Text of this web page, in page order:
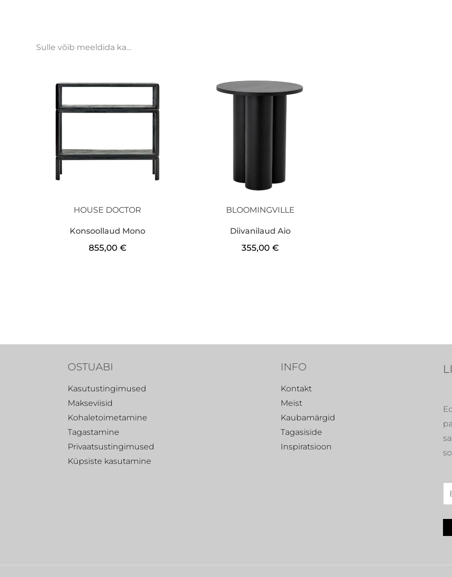
Sulle võib meeldida ka…
HOUSE DOCTOR
Konsoollaud Mono
855,00 €
BLOOMINGVILLE
Diivanilaud Aio
355,00 €
OSTUABI
Kasutustingimused
Makseviisid
Kohaletoimetamine
Tagastamine
Privaatsustingimused
Küpsiste kasutamine
INFO
Kontakt
Meist
Kaubamärgid
Tagasiside
Inspiratsioon